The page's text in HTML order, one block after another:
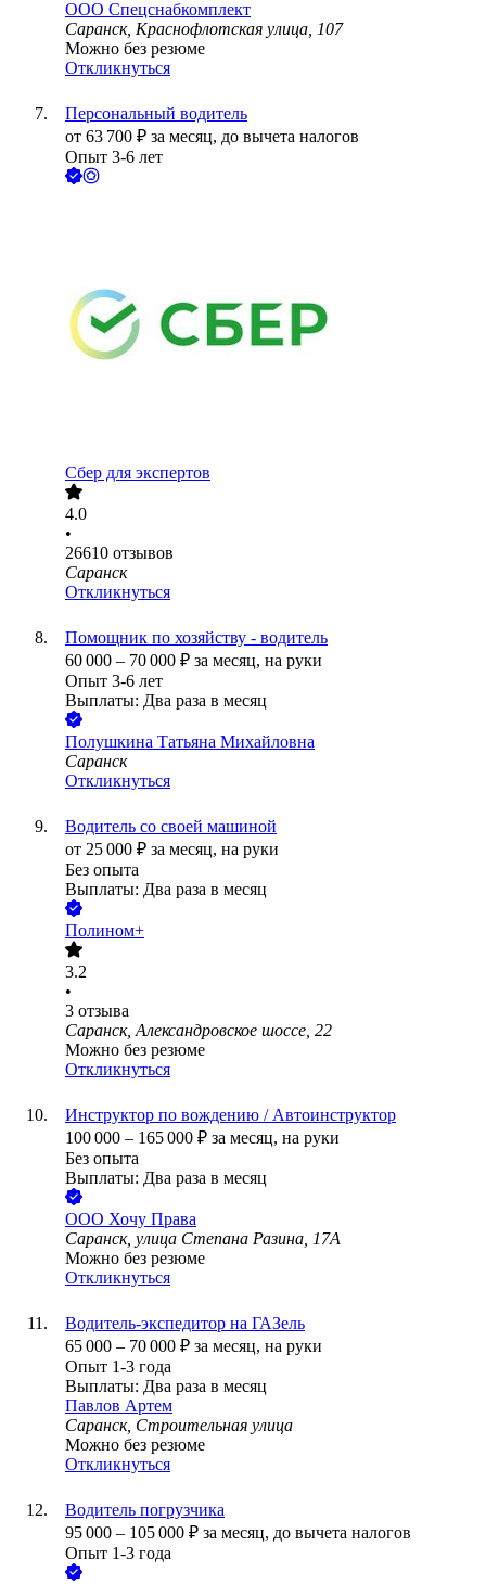
ООО Спецснабкомплект
Саранск, Краснофлотская улица, 107
Можно без резюме
Откликнуться
Персональный водитель
от 63 700 ₽ за месяц, до вычета налогов
Опыт 3-6 лет
Сбер для экспертов
4.0
•
26610 отзывов
Саранск
Откликнуться
Помощник по хозяйству - водитель
60 000 – 70 000 ₽ за месяц, на руки
Опыт 3-6 лет
Выплаты: Два раза в месяц
Полушкина Татьяна Михайловна
Саранск
Откликнуться
Водитель со своей машиной
от 25 000 ₽ за месяц, на руки
Без опыта
Выплаты: Два раза в месяц
Полином+
3.2
•
3 отзыва
Саранск, Александровское шоссе, 22
Можно без резюме
Откликнуться
Инструктор по вождению / Автоинструктор
100 000 – 165 000 ₽ за месяц, на руки
Без опыта
Выплаты: Два раза в месяц
ООО Хочу Права
Саранск, улица Степана Разина, 17А
Можно без резюме
Откликнуться
Водитель-экспедитор на ГАЗель
65 000 – 70 000 ₽ за месяц, на руки
Опыт 1-3 года
Выплаты: Два раза в месяц
Павлов Артем
Саранск, Строительная улица
Можно без резюме
Откликнуться
Водитель погрузчика
95 000 – 105 000 ₽ за месяц, до вычета налогов
Опыт 1-3 года